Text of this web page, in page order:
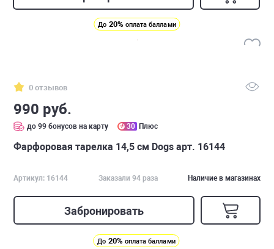
До 20% оплата баллами
0 отзывов
990 руб.
до 99 бонусов на карту 30 Плюс
Фарфоровая тарелка 14,5 см Dogs арт. 16144
Артикул: 16144 Заказали 94 раза Наличие в магазинах
Забронировать
До 20% оплата баллами